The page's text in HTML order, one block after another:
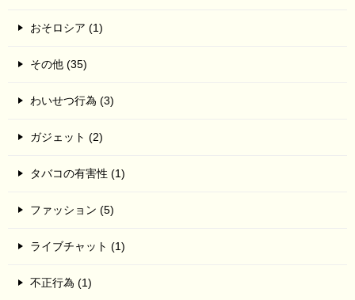
おそロシア (1)
その他 (35)
わいせつ行為 (3)
ガジェット (2)
タバコの有害性 (1)
ファッション (5)
ライブチャット (1)
不正行為 (1)